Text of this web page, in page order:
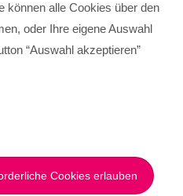
können alle Cookies über den
oder Ihre eigene Auswahl
“Auswahl akzeptieren”